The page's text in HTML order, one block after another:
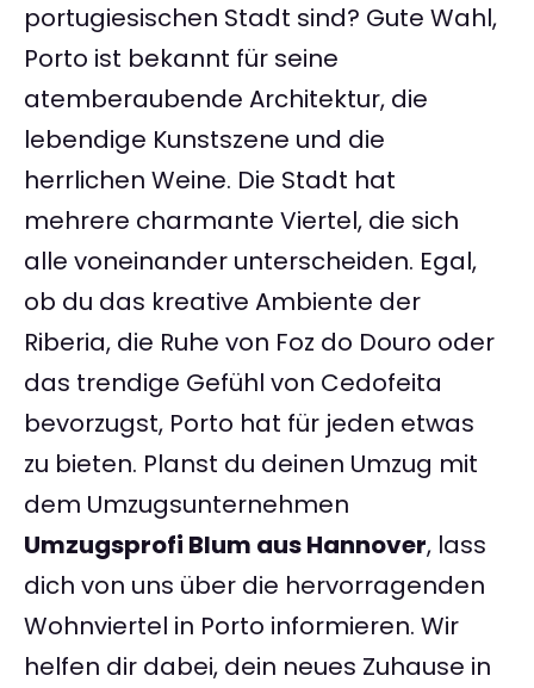
portugiesischen Stadt sind? Gute Wahl,
Porto ist bekannt für seine
atemberaubende Architektur, die
lebendige Kunstszene und die
herrlichen Weine. Die Stadt hat
mehrere charmante Viertel, die sich
alle voneinander unterscheiden. Egal,
ob du das kreative Ambiente der
Riberia, die Ruhe von Foz do Douro oder
das trendige Gefühl von Cedofeita
bevorzugst, Porto hat für jeden etwas
zu bieten. Planst du deinen Umzug mit
dem Umzugsunternehmen
Umzugsprofi Blum aus Hannover, lass
dich von uns über die hervorragenden
Wohnviertel in Porto informieren. Wir
helfen dir dabei, dein neues Zuhause in